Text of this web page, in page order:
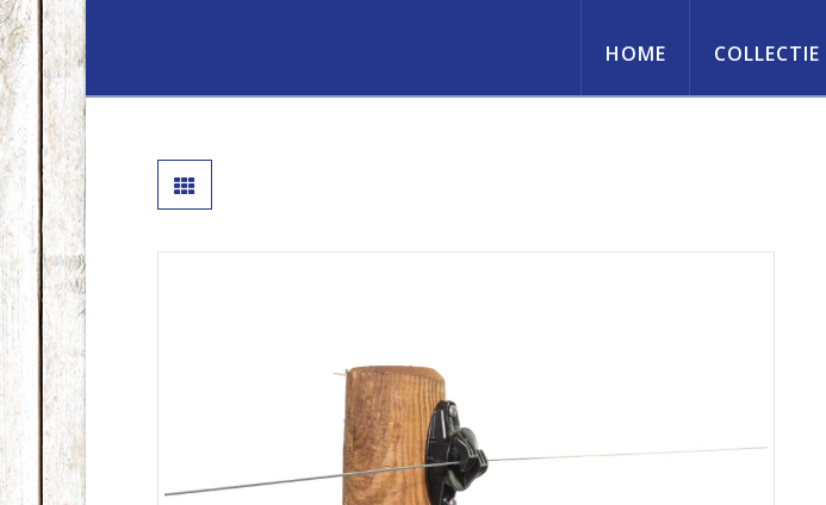
Hout
&
Handelsonderneming
HOME COLLECTIE